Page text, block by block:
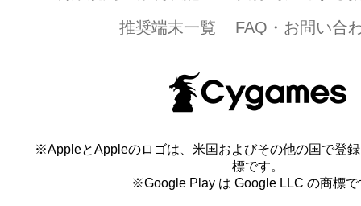
推奨端末一覧
FAQ・お問い合
※AppleとAppleのロゴは、米国およびその他の国で登
標です。
※Google Play は Google LLC の商標で